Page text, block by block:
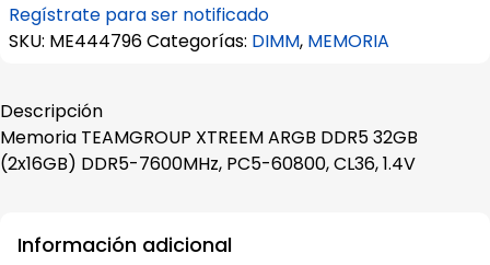
Regístrate para ser notificado
SKU: ME444796Categorías: DIMM, MEMORIA
Descripción
Memoria TEAMGROUP XTREEM ARGB DDR5 32GB
(2x16GB) DDR5-7600MHz, PC5-60800, CL36, 1.4V
Información adicional